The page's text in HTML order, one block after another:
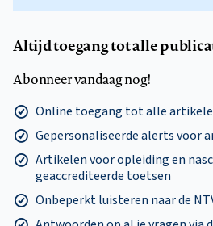
Altijd toegang tot alle
Abonneer vandaag nog!
Online toegang tot alle
Gepersonaliseerde alerts voor
Artikelen voor opleiding en
geaccrediteerde toetsen
Onbeperkt luisteren naar de